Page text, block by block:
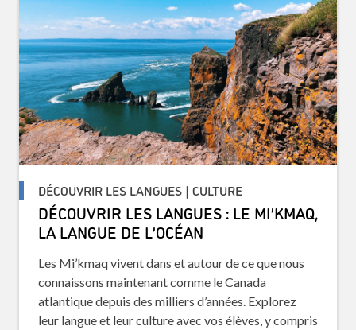
DÉCOUVRIR LES LANGUES | CULTURE
DÉCOUVRIR LES LANGUES : LE MI’KMAQ,
LA LANGUE DE L’OCÉAN
Les Mi’kmaq vivent dans et autour de ce que nous
connaissons maintenant comme le Canada
atlantique depuis des milliers d’années. Explorez
leur langue et leur culture avec vos élèves, y compris